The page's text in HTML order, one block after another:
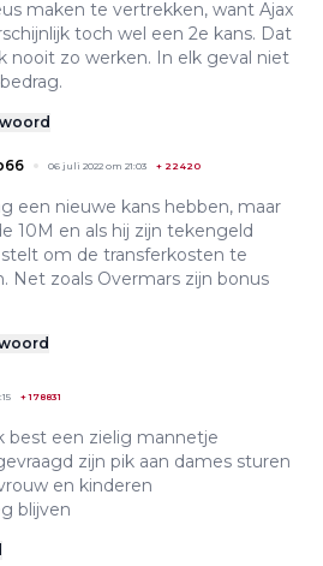
maken te vertrekken, want Ajax
toch wel een 2e kans. Dat
nooit zo werken. In elk geval niet
06 juli 2022 om 21:03 + 22420
een nieuwe kans hebben, maar
10M en als hij zijn tekengeld
stelt om de transferkosten te
Net zoals Overmars zijn bonus
+178831
best een zielig mannetje
zijn pik aan dames sturen
en kinderen
blijven